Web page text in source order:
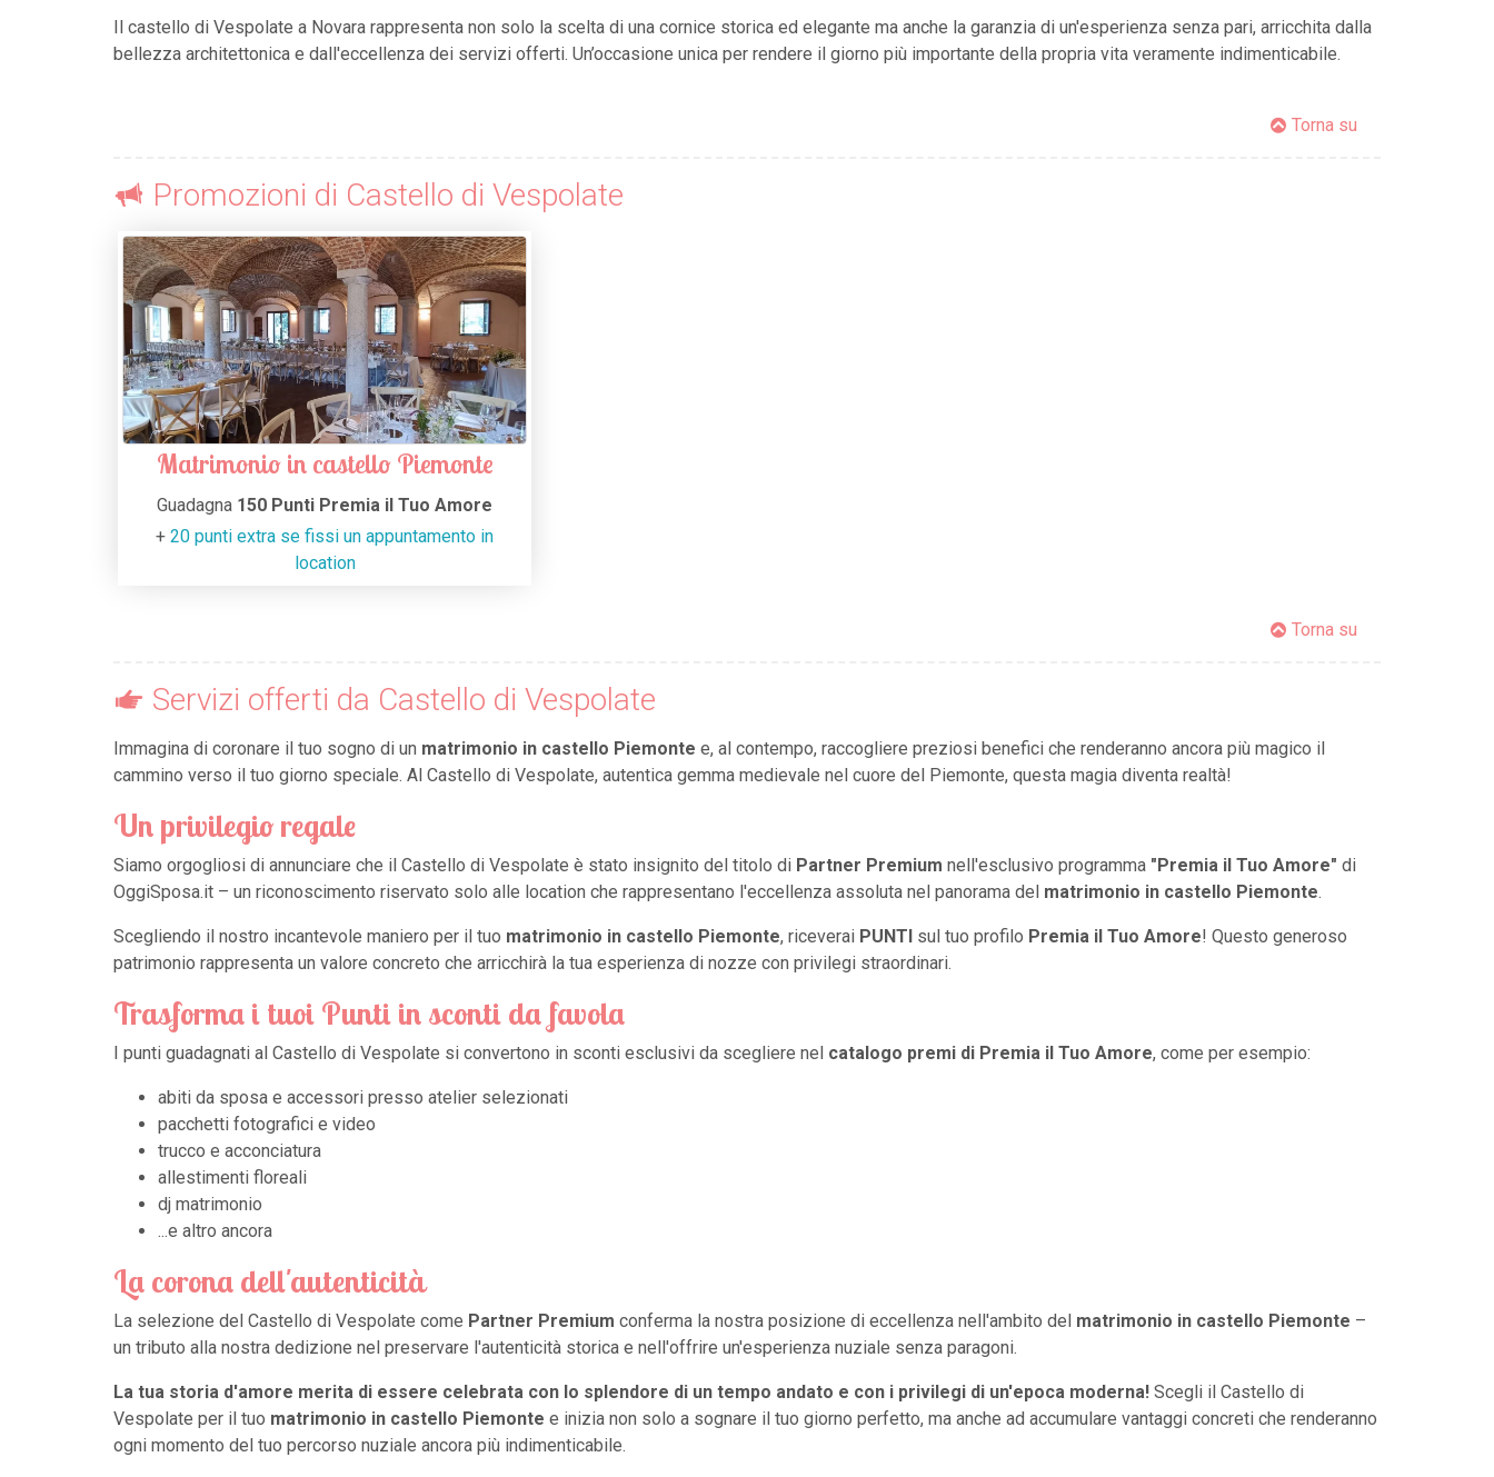
Il castello di Vespolate a Novara rappresenta non solo la scelta di una cornice storica ed elegante ma anche la garanzia di un'esperienza senza pari, arricchita dalla
bellezza architettonica e dall'eccellenza dei servizi offerti. Un’occasione unica per rendere il giorno più importante della propria vita veramente indimenticabile.
Torna su
Promozioni di Castello di Vespolate
Matrimonio in castello Piemonte
Guadagna 150 Punti Premia il Tuo Amore
+ 20 punti extra se fissi un appuntamento in
location
Torna su
Servizi offerti da Castello di Vespolate
Immagina di coronare il tuo sogno di un matrimonio in castello Piemonte e, al contempo, raccogliere preziosi benefici che renderanno ancora più magico il
cammino verso il tuo giorno speciale. Al Castello di Vespolate, autentica gemma medievale nel cuore del Piemonte, questa magia diventa realtà!
Un privilegio regale
Siamo orgogliosi di annunciare che il Castello di Vespolate è stato insignito del titolo di Partner Premium nell'esclusivo programma "Premia il Tuo Amore" di
OggiSposa.it – un riconoscimento riservato solo alle location che rappresentano l'eccellenza assoluta nel panorama del matrimonio in castello Piemonte.
Scegliendo il nostro incantevole maniero per il tuo matrimonio in castello Piemonte, riceverai PUNTI sul tuo profilo Premia il Tuo Amore! Questo generoso
patrimonio rappresenta un valore concreto che arricchirà la tua esperienza di nozze con privilegi straordinari.
Trasforma i tuoi Punti in sconti da favola
I punti guadagnati al Castello di Vespolate si convertono in sconti esclusivi da scegliere nel catalogo premi di Premia il Tuo Amore, come per esempio:
abiti da sposa e accessori presso atelier selezionati
pacchetti fotografici e video
trucco e acconciatura
allestimenti floreali
dj matrimonio
...e altro ancora
La corona dell'autenticità
La selezione del Castello di Vespolate come Partner Premium conferma la nostra posizione di eccellenza nell'ambito del matrimonio in castello Piemonte –
un tributo alla nostra dedizione nel preservare l'autenticità storica e nell'offrire un'esperienza nuziale senza paragoni.
La tua storia d'amore merita di essere celebrata con lo splendore di un tempo andato e con i privilegi di un'epoca moderna! Scegli il Castello di
Vespolate per il tuo matrimonio in castello Piemonte e inizia non solo a sognare il tuo giorno perfetto, ma anche ad accumulare vantaggi concreti che renderanno
ogni momento del tuo percorso nuziale ancora più indimenticabile.